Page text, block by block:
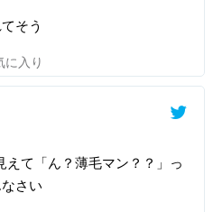
そう
に入り
えて「ん？薄毛マン？？」っ
さい